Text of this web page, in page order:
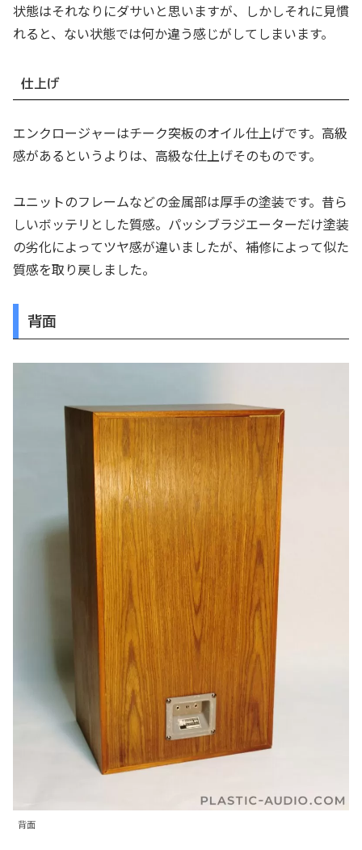
状態はそれなりにダサいと思いますが、しかしそれに見慣
れると、ない状態では何か違う感じがしてしまいます。
仕上げ
エンクロージャーはチーク突板のオイル仕上げです。高級
感があるというよりは、高級な仕上げそのものです。
ユニットのフレームなどの金属部は厚手の塗装です。昔ら
しいボッテリとした質感。パッシブラジエーターだけ塗装
の劣化によってツヤ感が違いましたが、補修によって似た
質感を取り戻しました。
背面
背面